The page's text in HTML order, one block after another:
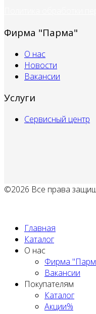
Фирма "Парма"
О нас
Новости
Вакансии
Услуги
Сервисный центр
©2026 Все права
Главная
Каталог
О нас
Фирма
Вакансии
Покупателям
Каталог
Акции%